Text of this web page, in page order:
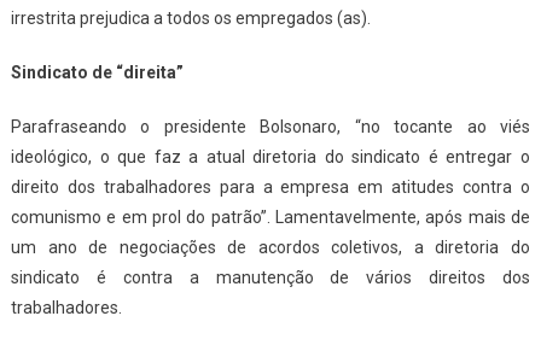
irrestrita prejudica a todos os empregados (as).
Sindicato de “direita”
Parafraseando o presidente Bolsonaro, “no tocante ao viés
ideológico, o que faz a atual diretoria do sindicato é entregar o
direito dos trabalhadores para a empresa em atitudes contra o
comunismo e em prol do patrão”. Lamentavelmente, após mais de
um ano de negociações de acordos coletivos, a diretoria do
sindicato é contra a manutenção de vários direitos dos
trabalhadores.